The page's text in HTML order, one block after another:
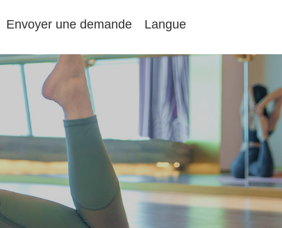
Envoyer une demande Langue